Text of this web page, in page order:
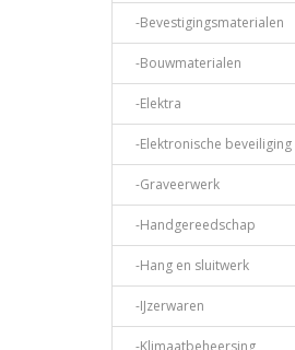
-Bevestigingsmaterialen
-Bouwmaterialen
-Elektra
-Elektronische beveiliging
-Graveerwerk
-Handgereedschap
-Hang en sluitwerk
-IJzerwaren